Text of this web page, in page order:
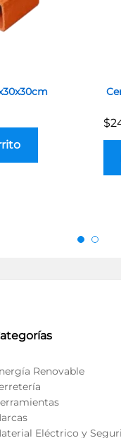
$
$
Renovable
Eléctrico y